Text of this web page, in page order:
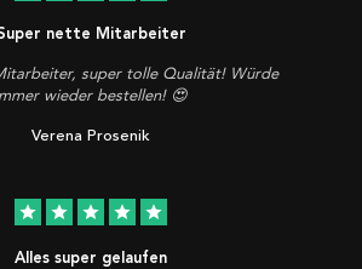
nette Mitarbeiter
super tolle Qualität! Würde
wieder bestellen! 😍
Verena Prosenik
star star star star star
Alles super gelaufen